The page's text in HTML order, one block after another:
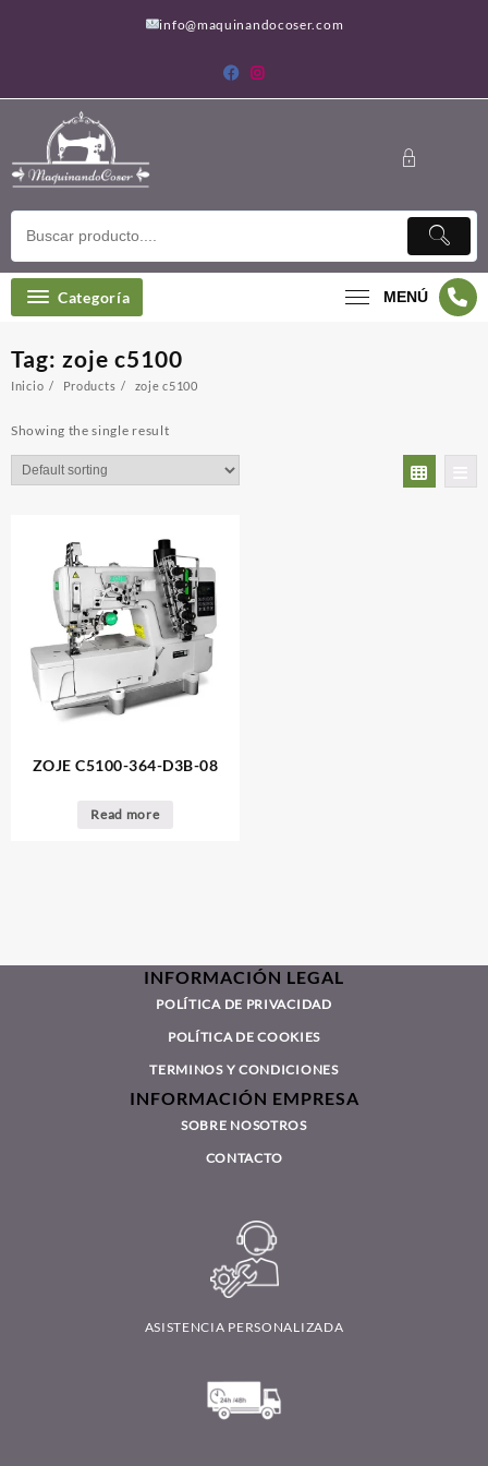
info@maquinandocoser.com
Categoría MENÚ
Tag: zoje c5100
Inicio Products zoje c5100
Showing the single result
ZOJE C5100-364-D3B-08
Read more
INFORMACIÓN LEGAL
POLÍTICA DE PRIVACIDAD
POLÍTICA DE COOKIES
TERMINOS Y CONDICIONES
INFORMACIÓN EMPRESA
SOBRE NOSOTROS
CONTACTO
ASISTENCIA PERSONALIZADA